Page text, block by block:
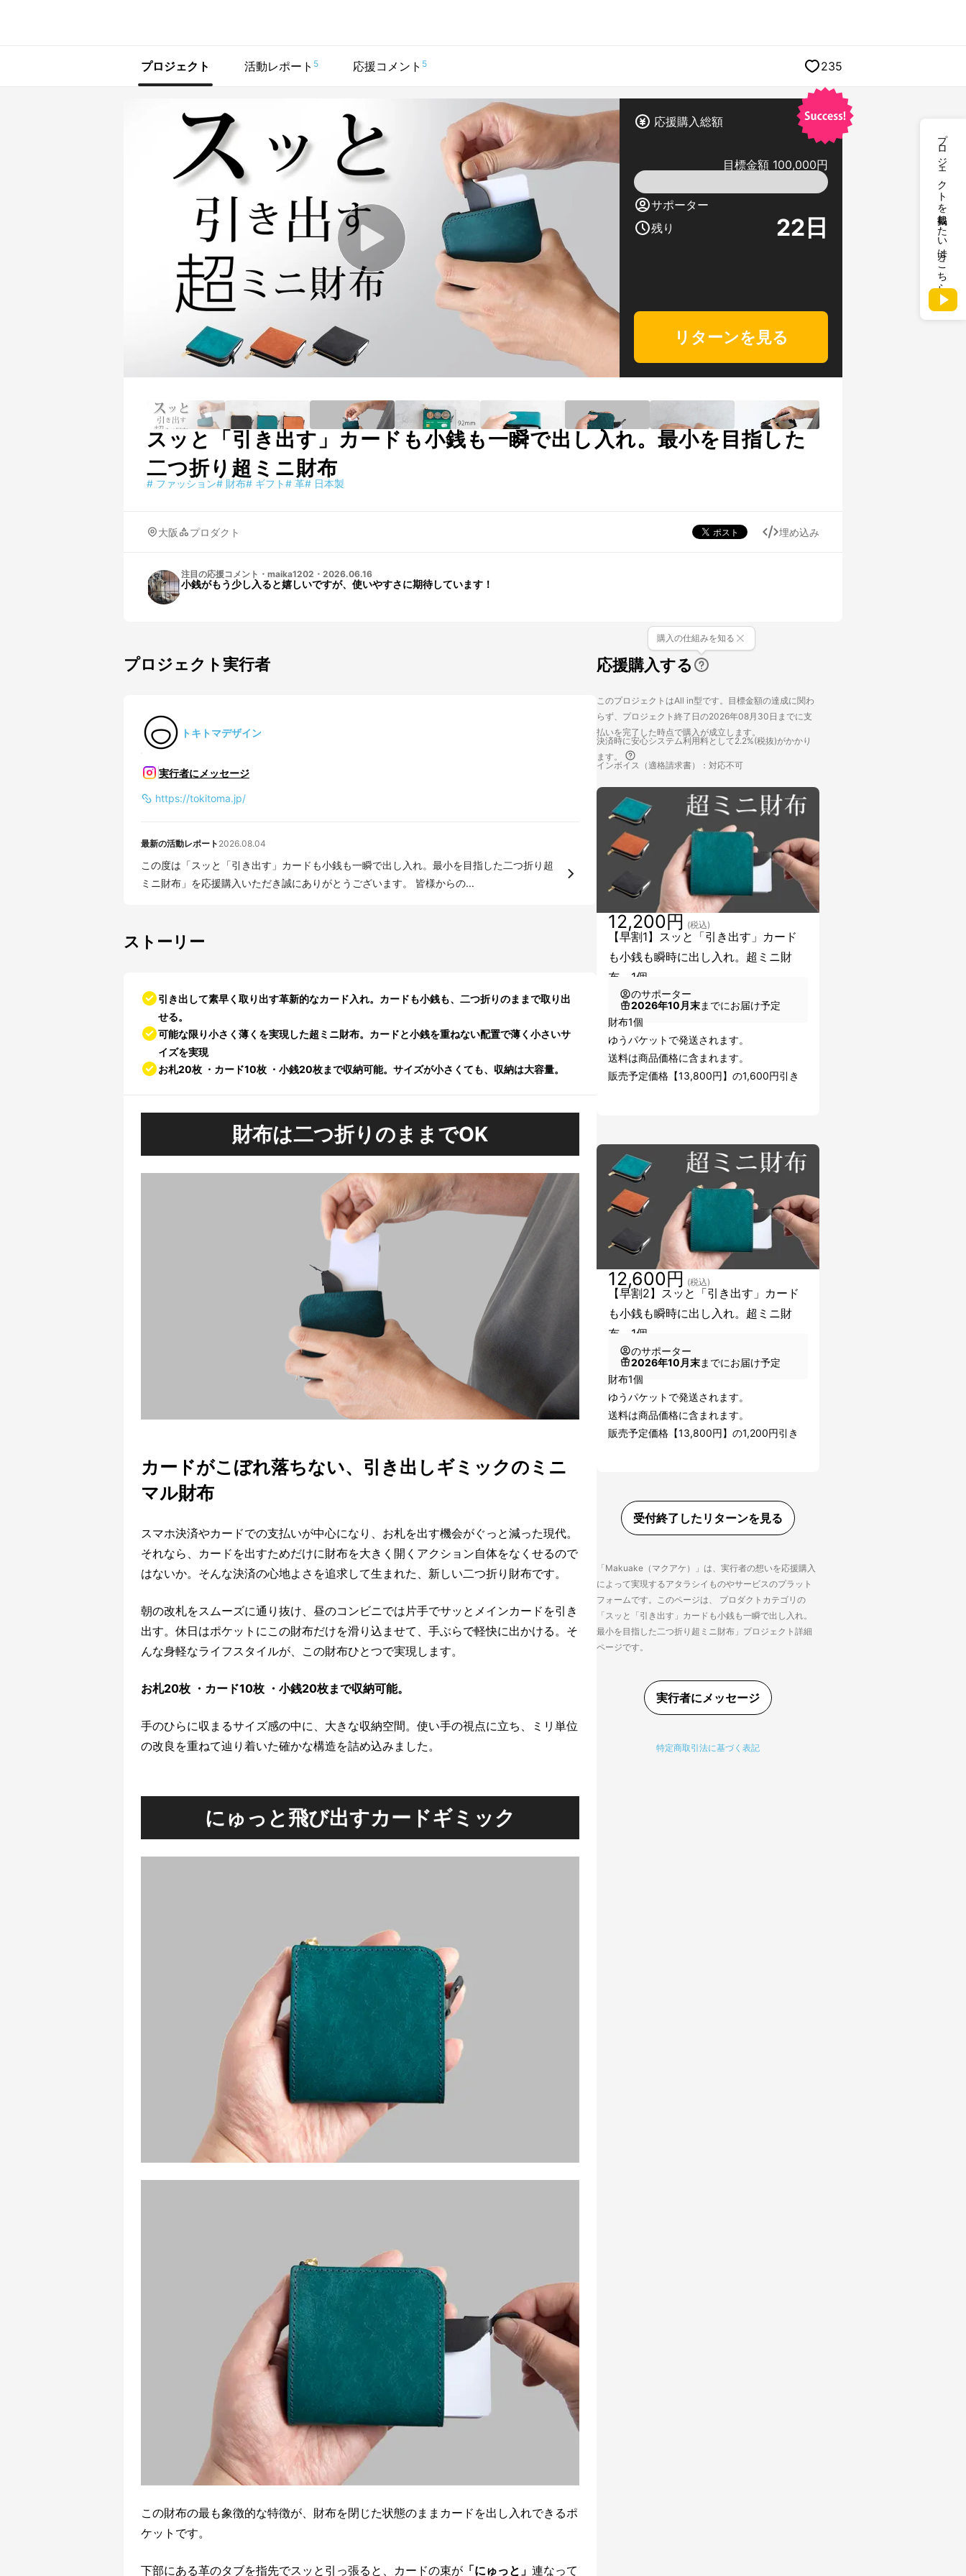
プロジェクトを掲載したい方はこちら
プロジェクト 活動レポート 5 応援コメント 5 235
応援購入総額
目標金額 100,000円
サポーター
残り
22日
リターンを見る
スッと「引き出す」カードも小銭も一瞬で出し入れ。最小を目指した
二つ折り超ミニ財布
# ファッション# 財布# ギフト# 革# 日本製
大阪 プロダクト 埋め込み
注目の応援コメント ・ maika1202 ・ 2026.06.16
小銭がもう少し入ると嬉しいですが、使いやすさに期待しています！
プロジェクト実行者
トキトマデザイン
実行者にメッセージ
https://tokitoma.jp/
最新の活動レポート 2026.08.04
この度は「スッと「引き出す」カードも小銭も一瞬で出し入れ。最小を目指した二つ折り超
ミニ財布」を応援購入いただき誠にありがとうございます。 皆様からの...
ストーリー
引き出して素早く取り出す革新的なカード入れ。カードも小銭も、二つ折りのままで取り出
せる。
可能な限り小さく薄くを実現した超ミニ財布。カードと小銭を重ねない配置で薄く小さいサ
イズを実現
お札20枚 ・カード10枚 ・小銭20枚まで収納可能。サイズが小さくても、収納は大容量。
財布は二つ折りのままでOK
カードがこぼれ落ちない、引き出しギミックのミニ
マル財布
スマホ決済やカードでの支払いが中心になり、お札を出す機会がぐっと減った現代。
それなら、カードを出すためだけに財布を大きく開くアクション自体をなくせるので
はないか。そんな決済の心地よさを追求して生まれた、新しい二つ折り財布です。
朝の改札をスムーズに通り抜け、昼のコンビニでは片手でサッとメインカードを引き
出す。休日はポケットにこの財布だけを滑り込ませて、手ぶらで軽快に出かける。そ
んな身軽なライフスタイルが、この財布ひとつで実現します。
お札20枚 ・カード10枚 ・小銭20枚まで収納可能。
手のひらに収まるサイズ感の中に、大きな収納空間。使い手の視点に立ち、ミリ単位
の改良を重ねて辿り着いた確かな構造を詰め込みました。
にゅっと飛び出すカードギミック
この財布の最も象徴的な特徴が、財布を閉じた状態のままカードを出し入れできるポ
ケットです。
下部にある革のタブを指先でスッと引っ張ると、カードの束が 「にゅっと」 連なって
応援購入する
購入の仕組みを知る
このプロジェクトはAll in型です。目標金額の達成に関わ
らず、プロジェクト終了日の2026年08月30日までに支
払いを完了した時点で購入が成立します。
決済時に安心システム利用料として2.2%(税抜)がかかり
ます。
インボイス（適格請求書）：対応不可
【早割1】スッと「引き出す」カード
も小銭も瞬時に出し入れ。超ミニ財
布 1個
12,200円 (税込)
のサポーター
2026年10月末までにお届け予定
財布1個
ゆうパケットで発送されます。
送料は商品価格に含まれます。
販売予定価格【13,800円】の1,600円引き
【早割2】スッと「引き出す」カード
も小銭も瞬時に出し入れ。超ミニ財
布 1個
12,600円 (税込)
のサポーター
2026年10月末までにお届け予定
財布1個
ゆうパケットで発送されます。
送料は商品価格に含まれます。
販売予定価格【13,800円】の1,200円引き
受付終了したリターンを見る
「Makuake（マクアケ）」は、実行者の想いを応援購入
によって実現するアタラシイものやサービスのプラット
フォームです。このページは、 プロダクトカテゴリの
「スッと「引き出す」カードも小銭も一瞬で出し入れ。
最小を目指した二つ折り超ミニ財布」プロジェクト詳細
ページです。
実行者にメッセージ
特定商取引法に基づく表記